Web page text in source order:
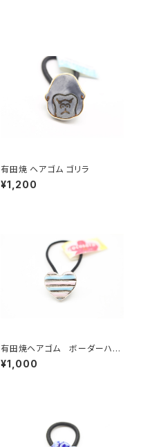
有田焼 ヘアゴム ゴリラ
¥1,200
有田焼ヘアゴム ボーダーハー
ト(ピンク＆水色)
¥1,000